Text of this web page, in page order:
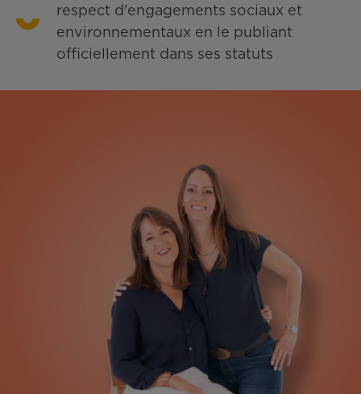
respect d'engagements sociaux et
environnementaux en le publiant
officiellement dans ses statuts